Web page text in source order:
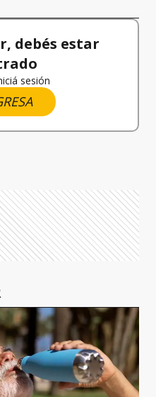
debés estar
sesión